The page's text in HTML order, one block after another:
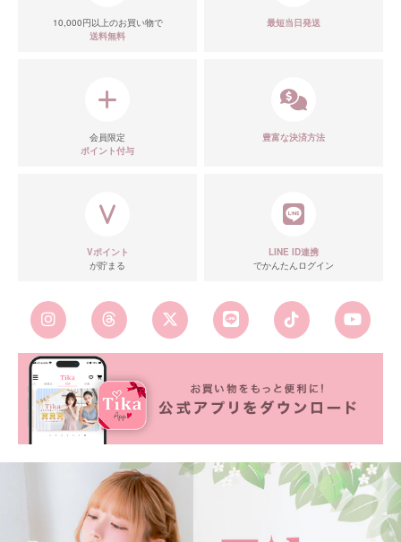
10,000円以上のお買い物で
送料無料
最短当日発送
会員限定
ポイント付与
豊富な決済方法
Vポイント
が貯まる
LINE ID連携
でかんたんログイン